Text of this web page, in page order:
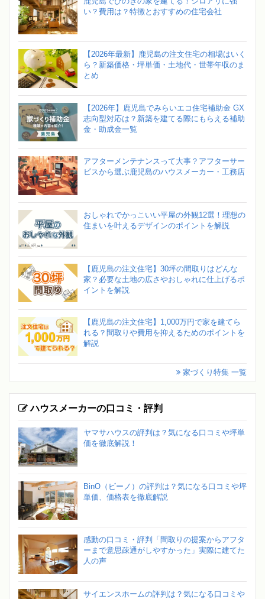
い？費用は？特徴とおすすめの住宅会社
【2026年最新】鹿児島の注文住宅の相場はいく
ら？新築価格・坪単価・土地代・世帯年収のま
とめ
【2026年】鹿児島でみらいエコ住宅補助金 GX
志向型対応は？新築を建てる際にもらえる補助
金・助成金一覧
アフターメンテナンスって大事？アフターサー
ビスから選ぶ鹿児島のハウスメーカー・工務店
おしゃれでかっこいい平屋の外観12選！理想の
住まいを叶えるデザインのポイントを解説
【鹿児島の注文住宅】30坪の間取りはどんな
家？必要な土地の広さやおしゃれに仕上げるポ
イントを解説
【鹿児島の注文住宅】1,000万円で家を建てら
れる？間取りや費用を抑えるためのポイントを
解説
家づくり特集 一覧
ハウスメーカーの口コミ・評判
ヤマサハウスの評判は？気になる口コミや坪単
価を徹底解説！
BinO（ビーノ）の評判は？気になる口コミや坪
単価、価格表を徹底解説
感動の口コミ・評判「間取りの提案からアフタ
ーまで意思疎通がしやすかった」実際に建てた
人の声
サイエンスホームの評判は？気になる口コミや